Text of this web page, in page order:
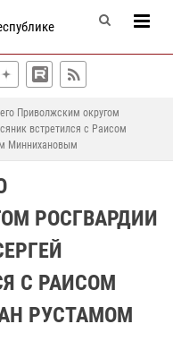
Приволжским округом
встретился с Раисом
Миннихановым
РОСГВАРДИИ
С РАИСОМ
РУСТАМОМ